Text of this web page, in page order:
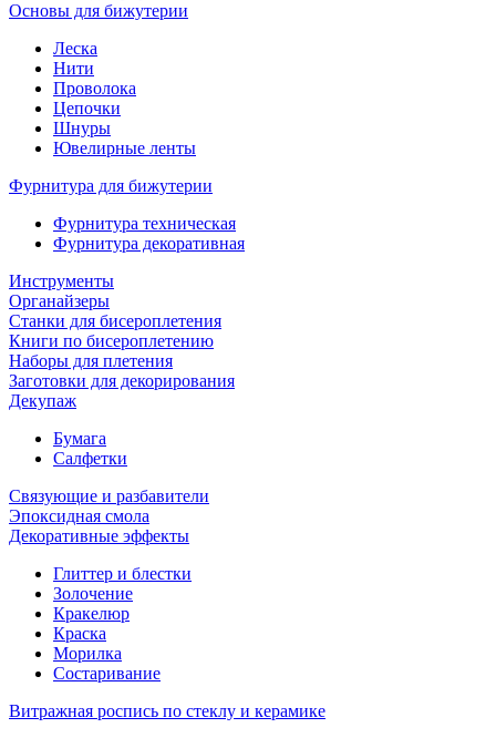
Основы для бижутерии
Леска
Нити
Проволока
Цепочки
Шнуры
Ювелирные ленты
Фурнитура для бижутерии
Фурнитура техническая
Фурнитура декоративная
Инструменты
Органайзеры
Станки для бисероплетения
Книги по бисероплетению
Наборы для плетения
Заготовки для декорирования
Декупаж
Бумага
Салфетки
Связующие и разбавители
Эпоксидная смола
Декоративные эффекты
Глиттер и блестки
Золочение
Кракелюр
Краска
Морилка
Состаривание
Витражная роспись по стеклу и керамике